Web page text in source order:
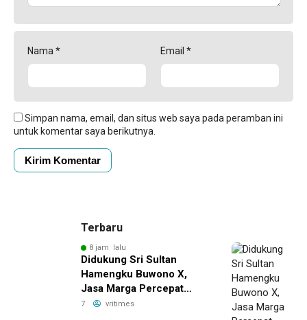
Nama * Email *
Simpan nama, email, dan situs web saya pada peramban ini
untuk komentar saya berikutnya.
Terbaru
8 jam lalu
Didukung Sri Sultan
Hamengku Buwono X,
Jasa Marga Percepat
Pengembangan Akses
7 vritimes